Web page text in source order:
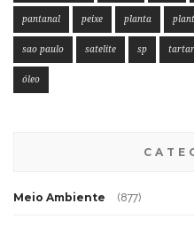
pantanal peixe planta
sao paulo satelite sp
óleo
Meio Ambiente (877)